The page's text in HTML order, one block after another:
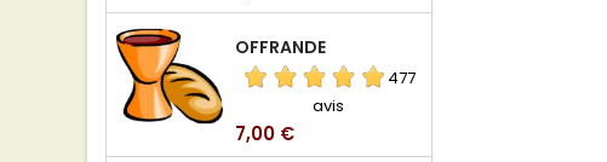
OFFRANDE
477
avis
Prix
7,00 €